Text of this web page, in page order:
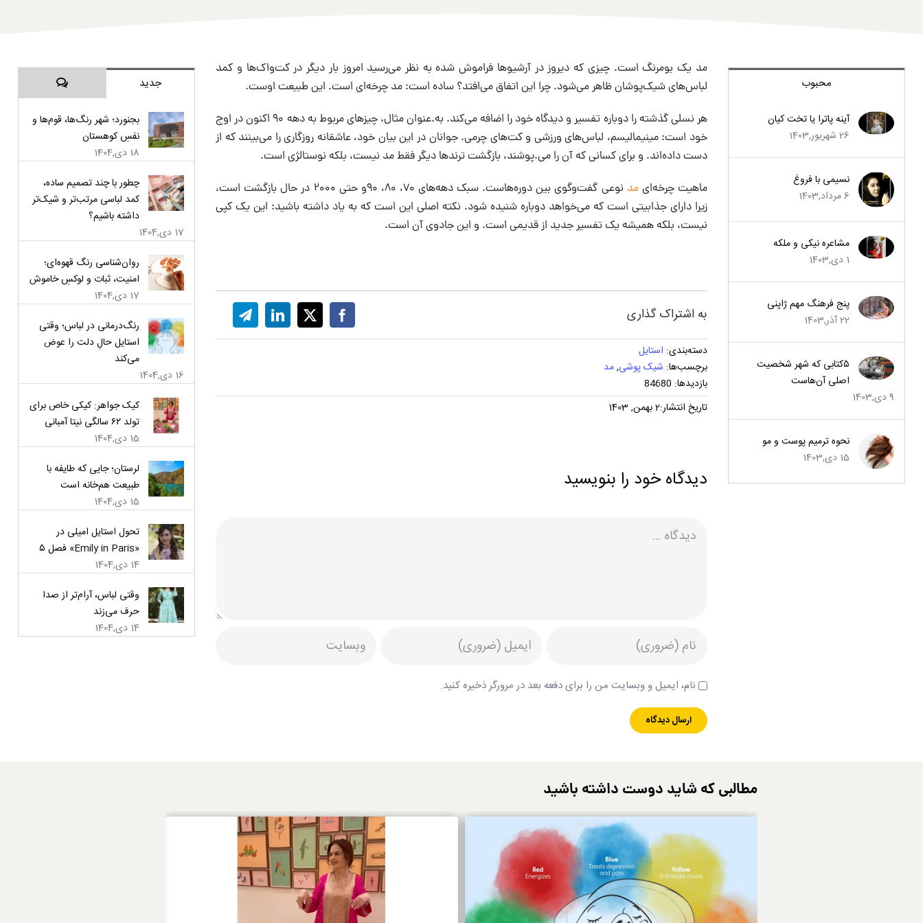
محبوب
آینه پاترا یا تخت کیان
26 شهریور,1403
نسیمی با فروغ
6 مرداد,1403
مشاعره نیکی و ملکه
1 دی,1403
پنج فرهنگ مهم ژاپنی
22 آذر,1403
۵کتابی که شهر شخصیت
اصلی آن‌هاست
9 دی,1403
نحوه ترمیم پوست و مو
15 دی,1403
مد یک بومرنگ است. چیزی که دیروز در آرشیوها فراموش شده به نظر می‌رسید امروز بار دیگر در کت‌واک‌ها و کمد
لباس‌های شیک‌پوشان ظاهر می‌شود. چرا این اتفاق می‌افتد؟ ساده است: مد چرخه‌ای است. این طبیعت اوست.
هر نسلی گذشته را دوباره تفسیر و دیدگاه خود را اضافه می‌کند. به.عنوان مثال، چیزهای مربوط به دهه ۹۰ اکنون در اوج
خود است: مینیمالیسم، لباس‌های ورزشی و کت‌های چرمی. جوانان در این بیان خود، عاشقانه روزگاری را می‌بینند که از
دست داده‌اند. و برای کسانی که آن را می.پوشند، بازگشت ترندها دیگر فقط مد نیست، بلکه نوستالژی است.
ماهیت چرخه‌ایمد
نوعی گفت‌وگوی بین دوره‌هاست. سبک دهه‌های ۷۰، ۸۰، ۹۰و حتی ۲۰۰۰ در حال بازگشت است،
زیرا دارای جذابیتی است که می‌خواهد دوباره شنیده شود. نکته اصلی این است که به یاد داشته باشید: این یک کپی
نیست، بلکه همیشه یک تفسیر جدید از قدیمی است. و این جادوی آن است.
به اشتراک گذاری
دسته‌بندی: استایل
برچسب‌ها: شیک پوشی,مد
بازدیدها: 84680
تاریخ انتشار:2 بهمن, 1403
دیدگاه خود را بنویسید
نام، ایمیل و وبسایت من را برای دفعه بعد در مرورگر ذخیره کنید.
جدید دیدگاه‌ها
بجنورد؛ شهر رنگ‌ها، قوم‌ها و
نفسِ کوهستان
18 دی,1404
چطور با چند تصمیم ساده،
کمد لباسی مرتب‌تر و شیک‌تر
داشته باشیم؟
17 دی,1404
روان‌شناسی رنگ قهوه‌ای؛
امنیت، ثبات و لوکسِ خاموش
17 دی,1404
رنگ‌درمانی در لباس؛ وقتی
استایل حالِ دلت را عوض
می‌کند
16 دی,1404
کیک جواهر: کیکی خاص برای
تولد ۶۲ سالگی نیتا آمبانی
15 دی,1404
لرستان؛ جایی که طایفه با
طبیعت هم‌خانه است
15 دی,1404
تحول استایل امیلی در
«Emily in Paris» فصل ۵
14 دی,1404
وقتی لباس، آرام‌تر از صدا
حرف می‌زند
14 دی,1404
مطالبی که شاید دوست داشته باشید